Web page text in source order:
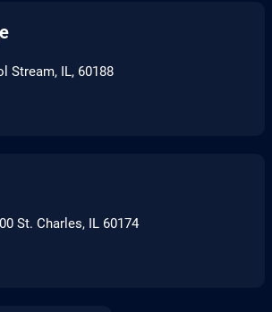
Stream, IL, 60188
St. Charles, IL 60174